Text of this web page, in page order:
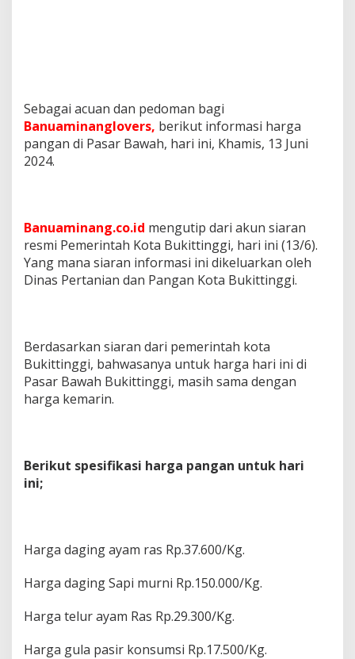
Sebagai acuan dan pedoman bagi
Banuaminanglovers, berikut informasi harga
pangan di Pasar Bawah, hari ini, Khamis, 13 Juni
2024.
Banuaminang.co.id mengutip dari akun siaran
resmi Pemerintah Kota Bukittinggi, hari ini (13/6).
Yang mana siaran informasi ini dikeluarkan oleh
Dinas Pertanian dan Pangan Kota Bukittinggi.
Berdasarkan siaran dari pemerintah kota
Bukittinggi, bahwasanya untuk harga hari ini di
Pasar Bawah Bukittinggi, masih sama dengan
harga kemarin.
Berikut spesifikasi harga pangan untuk hari
ini;
Harga daging ayam ras Rp.37.600/Kg.
Harga daging Sapi murni Rp.150.000/Kg.
Harga telur ayam Ras Rp.29.300/Kg.
Harga gula pasir konsumsi Rp.17.500/Kg.